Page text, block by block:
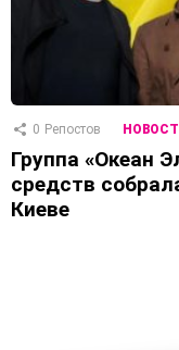
0 Репостов
Группа «Океан
средств
Киеве